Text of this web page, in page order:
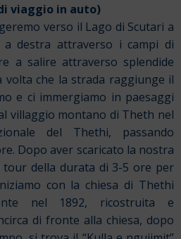
viaggio in auto)
verso il Lago di Scutari a
destra attraverso i campi di
a salire attraverso splendide
volta che la strada raggiunge il
e ci immergiamo in paesaggi
villaggio montano di Theth nel
del Thethi, passando
Dopo aver scaricato la nostra
della durata di 3-5 ore per
con la chiesa di Thethi
nel 1892, ricostruita e
di fronte alla chiesa, dopo